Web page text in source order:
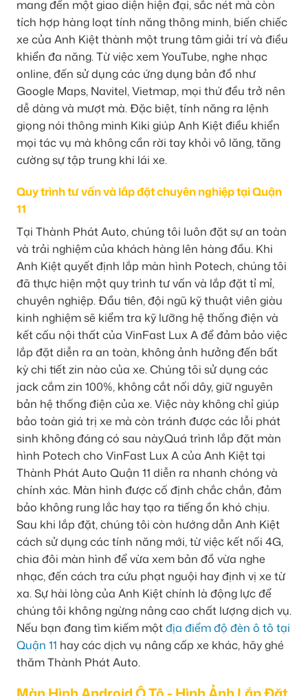
mang đến một giao diện hiện đại, sắc nét mà còn
tích hợp hàng loạt tính năng thông minh, biến chiếc
xe của Anh Kiệt thành một trung tâm giải trí và điều
khiển đa năng. Từ việc xem YouTube, nghe nhạc
online, đến sử dụng các ứng dụng bản đồ như
Google Maps, Navitel, Vietmap, mọi thứ đều trở nên
dễ dàng và mượt mà. Đặc biệt, tính năng ra lệnh
giọng nói thông minh Kiki giúp Anh Kiệt điều khiển
mọi tác vụ mà không cần rời tay khỏi vô lăng, tăng
cường sự tập trung khi lái xe.
Quy trình tư vấn và lắp đặt chuyên nghiệp tại Quận
11
Tại Thành Phát Auto, chúng tôi luôn đặt sự an toàn
và trải nghiệm của khách hàng lên hàng đầu. Khi
Anh Kiệt quyết định lắp màn hình Potech, chúng tôi
đã thực hiện một quy trình tư vấn và lắp đặt tỉ mỉ,
chuyên nghiệp. Đầu tiên, đội ngũ kỹ thuật viên giàu
kinh nghiệm sẽ kiểm tra kỹ lưỡng hệ thống điện và
kết cấu nội thất của VinFast Lux A để đảm bảo việc
lắp đặt diễn ra an toàn, không ảnh hưởng đến bất
kỳ chi tiết zin nào của xe. Chúng tôi sử dụng các
jack cắm zin 100%, không cắt nối dây, giữ nguyên
bản hệ thống điện của xe. Việc này không chỉ giúp
bảo toàn giá trị xe mà còn tránh được các lỗi phát
sinh không đáng có sau này.Quá trình lắp đặt màn
hình Potech cho VinFast Lux A của Anh Kiệt tại
Thành Phát Auto Quận 11 diễn ra nhanh chóng và
chính xác. Màn hình được cố định chắc chắn, đảm
bảo không rung lắc hay tạo ra tiếng ồn khó chịu.
Sau khi lắp đặt, chúng tôi còn hướng dẫn Anh Kiệt
cách sử dụng các tính năng mới, từ việc kết nối 4G,
chia đôi màn hình để vừa xem bản đồ vừa nghe
nhạc, đến cách tra cứu phạt nguội hay định vị xe từ
xa. Sự hài lòng của Anh Kiệt chính là động lực để
chúng tôi không ngừng nâng cao chất lượng dịch vụ.
Nếu bạn đang tìm kiếm mộtđịa điểm độ đèn ô tô tại
Quận 11 hay các dịch vụ nâng cấp xe khác, hãy ghé
thăm Thành Phát Auto.